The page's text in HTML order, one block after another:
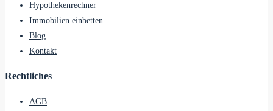
Hypothekenrechner
Immobilien einbetten
Blog
Kontakt
Rechtliches
AGB